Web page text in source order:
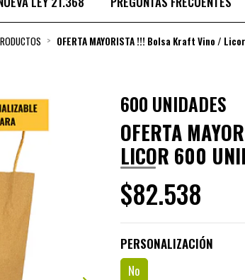
OFERTA MAYORISTA !!! Bolsa Kraft Vino /
600 UNIDADES
OFERTA
LICOR 600
$82.538
PERSONALIZACIÓN
No
ELEGIR ARCHIVO